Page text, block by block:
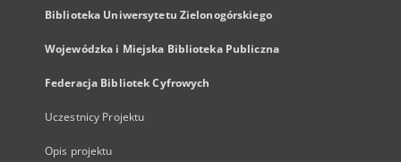
Biblioteka Uniwersytetu Zielonogórskiego
Wojewódzka i Miejska Biblioteka Publiczna
Federacja Bibliotek Cyfrowych
Uczestnicy Projektu
Opis projektu